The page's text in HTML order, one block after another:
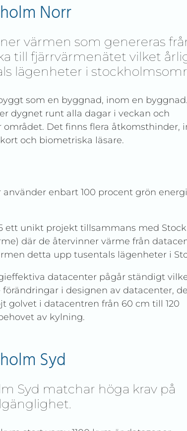
Norr
värmen som genereras
till fjärrvärmenätet vilket
lägenheter i
som en byggnad, inom en byggnad.
dygnet runt alla dagar i veckan och
Det finns flera åtkomsthinder,
och biometriska läsare.
enbart 100 procent grön
ett unikt projekt tillsammans med
där de återvinner värme från
detta upp tusentals lägenheter i
datacenter pågår ständigt
i designen av datacenter,
golvet i datacentren från 60 cm till 120
av kylning.
Syd
Syd matchar höga krav på